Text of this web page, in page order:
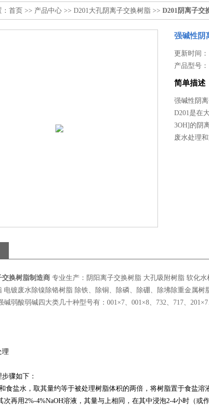
首页 >> 产品中心 >> D201大孔阴离子交换树脂 >> D201阴离子交
强碱性阴
更新时间
产品型号
简单描述
强碱性阴
D201是在
3OH]的阴
废水处理和
换树脂制造商 专业生产：阴阳离子交换树脂 大孔吸附树脂 软化
电镀废水除镍除铬树脂 除铁、除铜、除磷、除硼、除坲除重金属
弱酸弱碱四大类几十种型号有：001×7、001×8、732、717、201×7
理
骤如下：
食盐水，取其量约等于被处理树脂体积的两倍，将树脂置于食盐溶
次再用2%-4%NaOH溶液，其量与上相同，在其中浸泡2-4小时（或